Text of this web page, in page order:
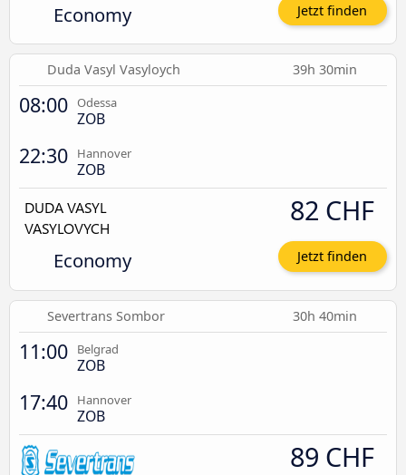
Economy Jetzt finden
Duda Vasyl Vasyloych 39h 30min
08:00 Odessa
ZOB
22:30 Hannover
ZOB
Economy
82 CHF
Jetzt finden
Severtrans Sombor 30h 40min
11:00 Belgrad
ZOB
17:40 Hannover
ZOB
89 CHF